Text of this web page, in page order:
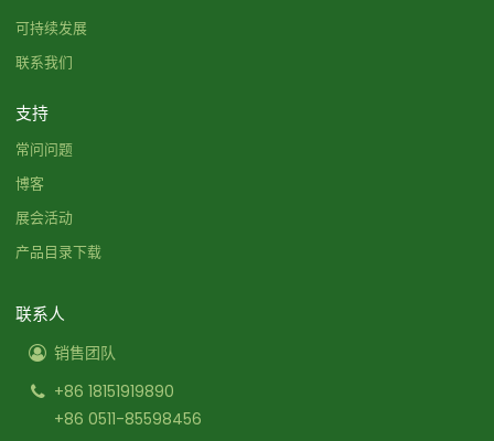
可持续发展
联系我们
支持
常问问题
博客
展会活动
产品目录下载
联系人
销售团队
+86 18151919890
+86 0511-85598456